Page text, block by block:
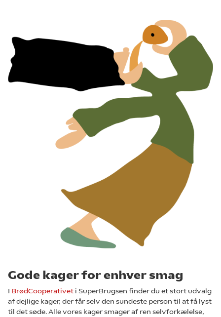
Gode kager for enhver smag
I BrødCooperativet i SuperBrugsen finder du et stort udvalg
af dejlige kager, der får selv den sundeste person til at få lyst
til det søde. Alle vores kager smager af ren selvforkælelse,